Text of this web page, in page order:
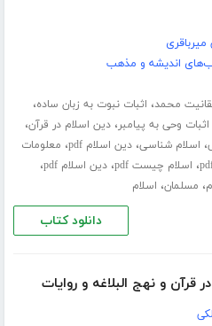
اندیشه و مذهب
محمد، اثبات نبوت به زبان ساده،
اثبات وحی به پیامبر،دین اسلام در قرآن،
، اسلام شناسی،دین اسلام pdf ، معلومات
، اسلام چیست pdf ،دین اسلام pdf ،
، مسلمان، اسلام
دانلود کتاب
قرآن و نهج البلاغه و روایات